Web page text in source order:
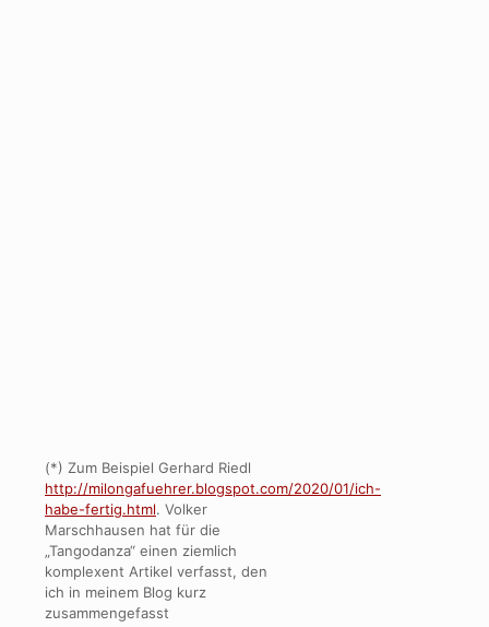
(*) Zum Beispiel Gerhard Riedl
http://milongafuehrer.blogspot.com/2020/01/ich-
habe-fertig.html. Volker
Marschhausen hat für die
„Tangodanza“ einen ziemlich
komplexent Artikel verfasst, den
ich in meinem Blog kurz
zusammengefasst